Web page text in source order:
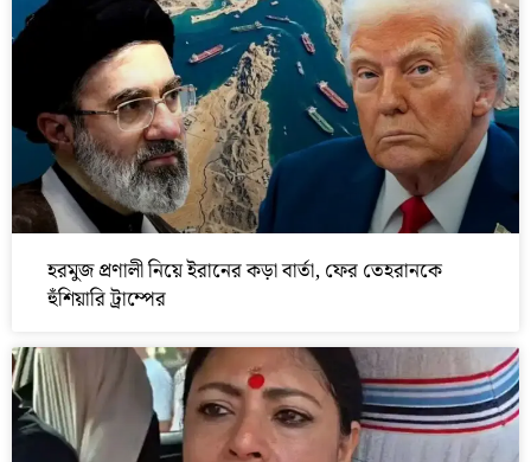
হরমুজ প্রণালী নিয়ে ইরানের কড়া বার্তা, ফের তেহরানকে
হুঁশিয়ারি ট্রাম্পের